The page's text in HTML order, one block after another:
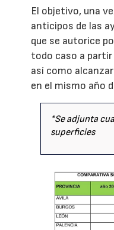
El objetivo, una
anticipos de las
que se autorice
todo caso a
así como
en el mismo año
*Se adjunta
superficies